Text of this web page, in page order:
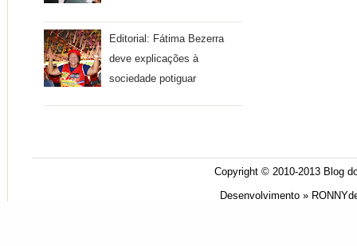
Editorial: Fátima Bezerra
deve explicações à
sociedade potiguar
Copyright © 2010-2013 Blog
Desenvolvimento »